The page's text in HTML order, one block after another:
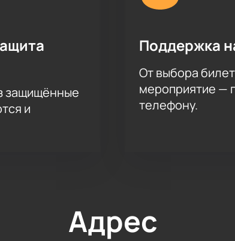
защищённые
и
Поддержка
От выбора
мероприятие —
телефону.
Адрес